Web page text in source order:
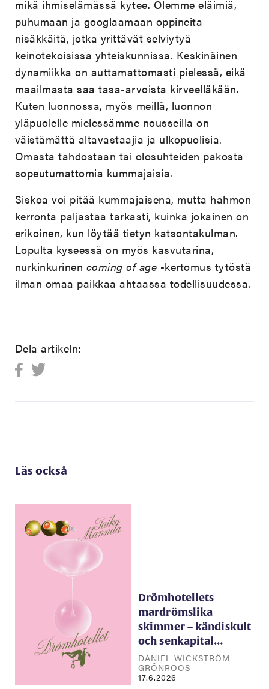
mikä ihmiselämässä kytee. Olemme eläimiä,
puhumaan ja googlaamaan oppineita
nisäkkäitä, jotka yrittävät selviytyä
keinotekoisissa yhteiskunnissa. Keskinäinen
dynamiikka on auttamattomasti pielessä, eikä
maailmasta saa tasa-arvoista kirveelläkään.
Kuten luonnossa, myös meillä, luonnon
yläpuolelle mielessämme nousseilla on
väistämättä altavastaajia ja ulkopuolisia.
Omasta tahdostaan tai olosuhteiden pakosta
sopeutumattomia kummajaisia.
Siskoa voi pitää kummajaisena, mutta hahmon
kerronta paljastaa tarkasti, kuinka jokainen on
erikoinen, kun löytää tietyn katsontakulman.
Lopulta kyseessä on myös kasvutarina,
nurkinkurinen coming of age -kertomus tytöstä
ilman omaa paikkaa ahtaassa todellisuudessa.
Dela artikeln:
Läs också
Drömhotellets
mardrömslika
skimmer – kändiskult
och senkapital…
DANIEL WICKSTRÖM
GRÖNROOS
17.6.2026